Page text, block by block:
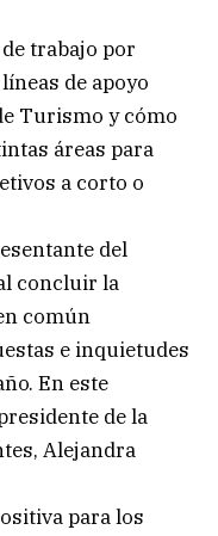
trabajo por
de apoyo
Turismo y cómo
áreas para
a corto o
del
concluir la
común
e inquietudes
En este
de la
Alejandra
para los